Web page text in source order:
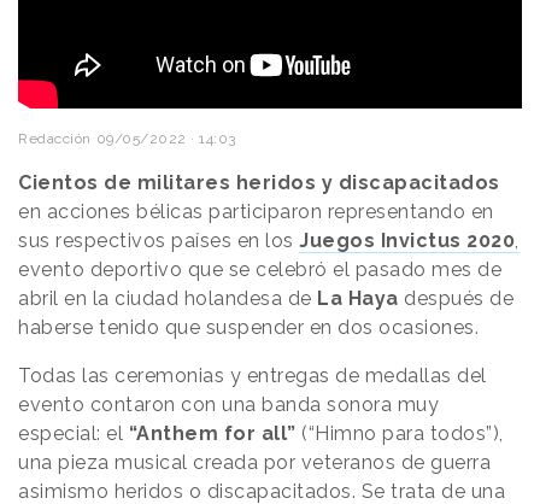
Redacción 09/05/2022 · 14:03
Cientos de militares heridos y discapacitados
en acciones bélicas participaron representando en
sus respectivos países en los Juegos Invictus 2020,
evento deportivo que se celebró el pasado mes de
abril en la ciudad holandesa de La Haya después de
haberse tenido que suspender en dos ocasiones.
Todas las ceremonias y entregas de medallas del
evento contaron con una banda sonora muy
especial: el “Anthem for all” (“Himno para todos”),
una pieza musical creada por veteranos de guerra
asimismo heridos o discapacitados. Se trata de una